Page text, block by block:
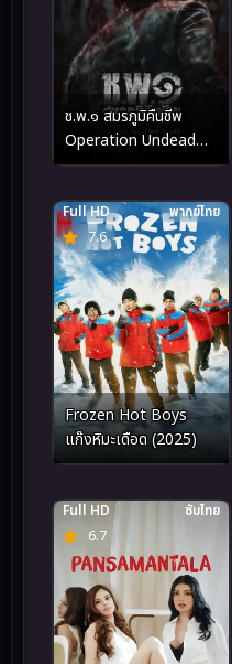
ช.พ.๑ สมรภูมิคืนชีพ
Operation Undead
(2024)
7.6
Full HD พากย์ไทย
Frozen Hot Boys
แก๊งหิมะเดือด (2025)
6.7
Full HD ซับไทย